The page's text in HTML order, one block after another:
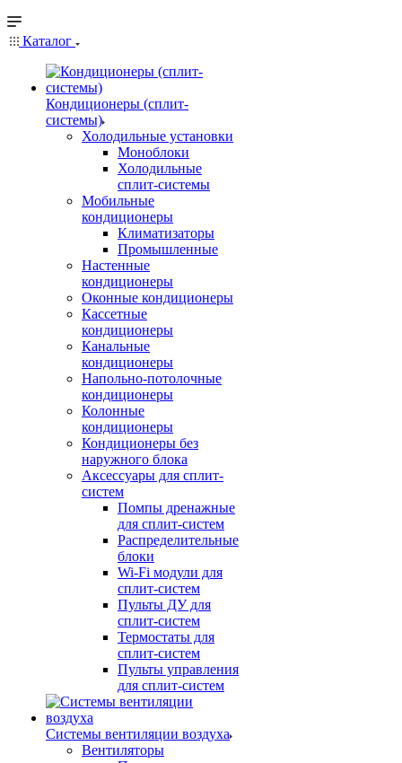
Каталог
Кондиционеры (сплит-
системы)
Холодильные установки
Моноблоки
Холодильные
сплит-системы
Мобильные
кондиционеры
Климатизаторы
Промышленные
Настенные
кондиционеры
Оконные кондиционеры
Кассетные
кондиционеры
Канальные
кондиционеры
Напольно-потолочные
кондиционеры
Колонные
кондиционеры
Кондиционеры без
наружного блока
Аксессуары для сплит-
систем
Помпы дренажные
для сплит-систем
Распределительные
блоки
Wi-Fi модули для
сплит-систем
Пульты ДУ для
сплит-систем
Термостаты для
сплит-систем
Пульты управления
для сплит-систем
Системы вентиляции воздуха
Вентиляторы